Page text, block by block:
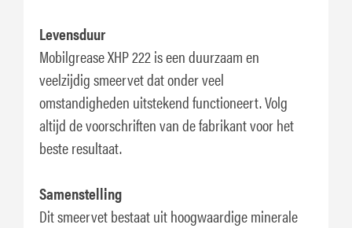
Levensduur
Mobilgrease XHP 222 is een duurzaam en
veelzijdig smeervet dat onder veel
omstandigheden uitstekend functioneert. Volg
altijd de voorschriften van de fabrikant voor het
beste resultaat.
Samenstelling
Dit smeervet bestaat uit hoogwaardige minerale